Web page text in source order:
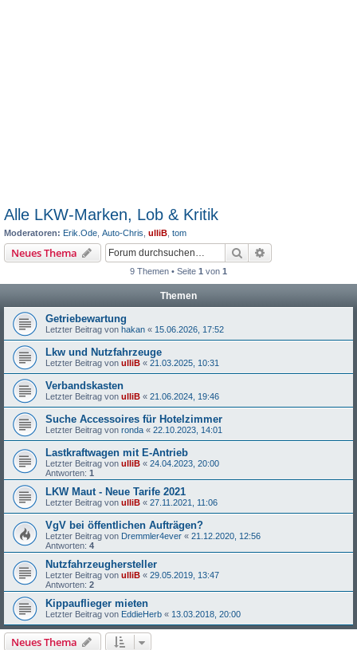
Alle LKW-Marken, Lob & Kritik
Moderatoren: Erik.Ode Auto-Chris ulliB tom
Neues Thema Suche
9 Themen • Seite 1 von 1
Themen
Getriebewartung
Letzter Beitrag von hakan « 15.06.2026, 17:52
Lkw und Nutzfahrzeuge
Letzter Beitrag von ulliB « 21.03.2025, 10:31
Verbandskasten
Letzter Beitrag von ulliB « 21.06.2024, 19:46
Suche Accessoires für Hotelzimmer
Letzter Beitrag von ronda « 22.10.2023, 14:01
Lastkraftwagen mit E-Antrieb
Letzter Beitrag von ulliB « 24.04.2023, 20:00
Antworten: 1
LKW Maut - Neue Tarife 2021
Letzter Beitrag von ulliB « 27.11.2021, 11:06
VgV bei öffentlichen Aufträgen?
Letzter Beitrag von Dremmler4ever « 21.12.2020, 12:56
Antworten: 4
Nutzfahrzeughersteller
Letzter Beitrag von ulliB « 29.05.2019, 13:47
Antworten: 2
Kippauflieger mieten
Letzter Beitrag von EddieHerb « 13.03.2018, 20:00
Neues Thema